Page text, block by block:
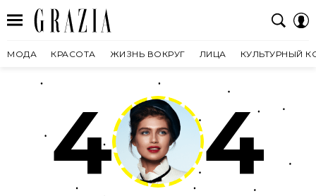
МОДА КРАСОТА ЖИЗНЬ ВОКРУГ ЛИЦА КУЛЬТУРНЫЙ
4 4